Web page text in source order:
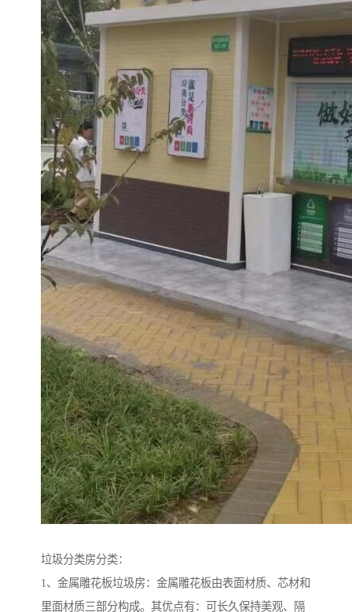
垃圾分类房分类：
1、金属雕花板垃圾房：金属雕花板由表面材质、芯材和
里面材质三部分构成。其优点有：可长久保持美观、隔